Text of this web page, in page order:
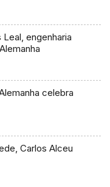
engenharia
celebra
Carlos Alceu